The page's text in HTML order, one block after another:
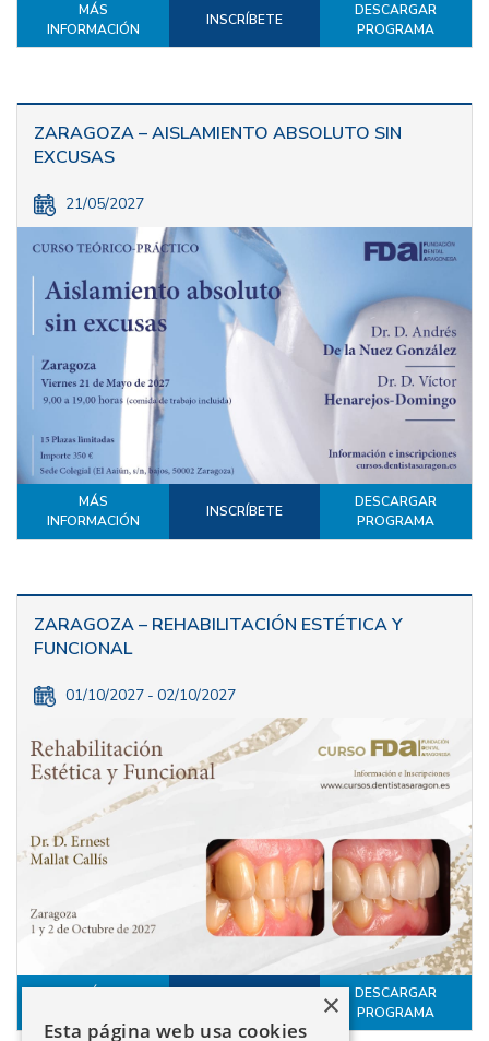
MÁS
INFORMACIÓN
INSCRÍBETE
DESCARGAR
PROGRAMA
ZARAGOZA – AISLAMIENTO ABSOLUTO SIN
EXCUSAS
21/05/2027
MÁS
INFORMACIÓN
INSCRÍBETE
DESCARGAR
PROGRAMA
ZARAGOZA – REHABILITACIÓN ESTÉTICA Y
FUNCIONAL
01/10/2027 - 02/10/2027
MÁS
DESCARGAR
PROGRAMA
Esta página web usa cookies
×